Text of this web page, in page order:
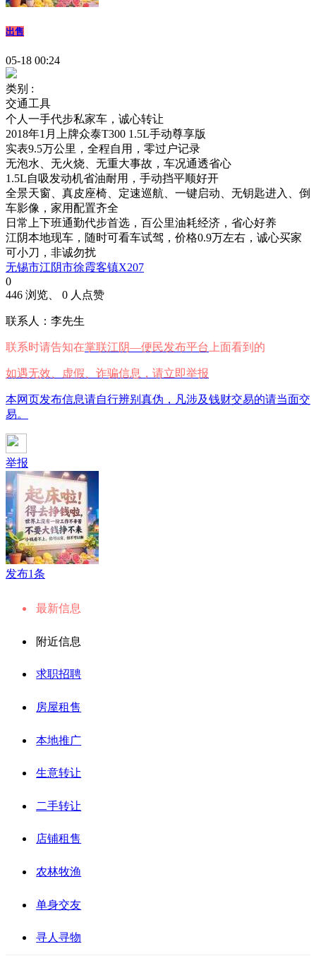
出售
05-18 00:24
类别 :
交通工具
个人一手代步私家车，诚心转让
2018年1月上牌众泰T300 1.5L手动尊享版
实表9.5万公里，全程自用，零过户记录
无泡水、无火烧、无重大事故，车况通透省心
1.5L自吸发动机省油耐用，手动挡平顺好开
全景天窗、真皮座椅、定速巡航、一键启动、无钥匙进入、倒
车影像，家用配置齐全
日常上下班通勤代步首选，百公里油耗经济，省心好养
江阴本地现车，随时可看车试驾，价格0.9万左右，诚心买家
可小刀，非诚勿扰
无锡市江阴市徐霞客镇X207
0
446 浏览、 0 人点赞
联系人：李先生
联系时请告知在掌联江阴—便民发布平台 上面看到的
如遇无效、虚假、诈骗信息，请立即举报
本网页发布信息请自行辨别真伪，凡涉及钱财交易的请当面交
易。
举报
发布1条
最新信息
附近信息
求职招聘
房屋租售
本地推广
生意转让
二手转让
店铺租售
农林牧渔
单身交友
寻人寻物